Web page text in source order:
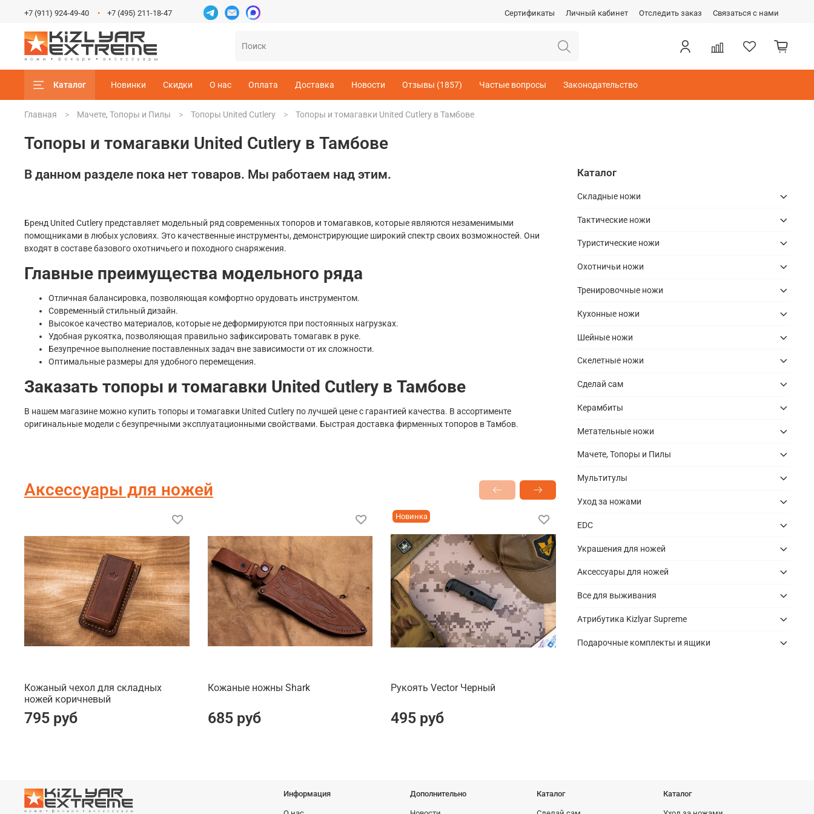
Сертификаты Личный кабинет Отследить заказ Связаться с нами
+7 (911) 924-49-40 +7 (495) 211-18-47
Каталог Новинки Скидки О нас Оплата Доставка Новости Отзывы (1857) Частые вопросы Законодательство
Главная Мачете, Топоры и Пилы Топоры United Cutlery Топоры и томагавки United Cutlery в Тамбове
Топоры и томагавки United Cutlery в Тамбове
В данном разделе пока нет товаров. Мы работаем над этим.
Бренд United Cutlery представляет модельный ряд современных топоров и томагавков, которые являются незаменимыми
помощниками в любых условиях. Это качественные инструменты, демонстрирующие широкий спектр своих возможностей. Они
входят в составе базового охотничьего и походного снаряжения.
Главные преимущества модельного ряда
Отличная балансировка, позволяющая комфортно орудовать инструментом.
Современный стильный дизайн.
Высокое качество материалов, которые не деформируются при постоянных нагрузках.
Удобная рукоятка, позволяющая правильно зафиксировать томагавк в руке.
Безупречное выполнение поставленных задач вне зависимости от их сложности.
Оптимальные размеры для удобного перемещения.
Заказать топоры и томагавки United Cutlery в Тамбове
В нашем магазине можно купить топоры и томагавки United Cutlery по лучшей цене с гарантией качества. В ассортименте
оригинальные модели с безупречными эксплуатационными свойствами. Быстрая доставка фирменных топоров в Тамбов.
Аксессуары для ножей
Кожаный чехол для складных
ножей коричневый
795 руб
Кожаные ножны Shark
685 руб
Новинка
Рукоять Vector Черный
495 руб
Каталог
Складные ножи
Тактические ножи
Туристические ножи
Охотничьи ножи
Тренировочные ножи
Кухонные ножи
Шейные ножи
Скелетные ножи
Сделай сам
Керамбиты
Метательные ножи
Мачете, Топоры и Пилы
Мультитулы
Уход за ножами
EDC
Украшения для ножей
Аксессуары для ножей
Все для выживания
Атрибутика Kizlyar Supreme
Подарочные комплекты и ящики
Информация Дополнительно Каталог Каталог